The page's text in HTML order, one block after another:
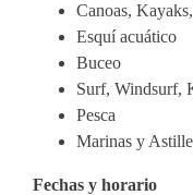
Canoas,
Esquí acuático
Buceo
Surf, Windsurf,
Pesca
Marinas y
Fechas y horario